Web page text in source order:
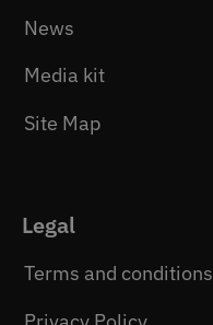
News
Media kit
Site Map
Legal
Terms and conditions